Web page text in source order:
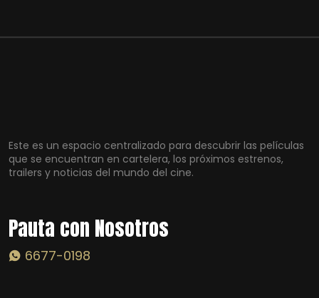
Este es un espacio centralizado para descubrir las películas
que se encuentran en cartelera, los próximos estrenos,
trailers y noticias del mundo del cine.
Pauta con Nosotros
6677-0198